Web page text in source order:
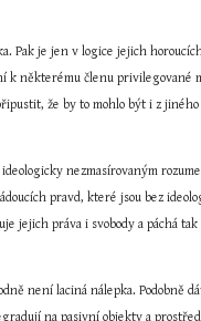
Pak je jen v logice jejich
některému členu
že by to mohlo být i z
nezmasírovaným
pravd, které jsou bez
jejich práva i svobody a páchá
není laciná nálepka. Podobně
na pasivní objekty a